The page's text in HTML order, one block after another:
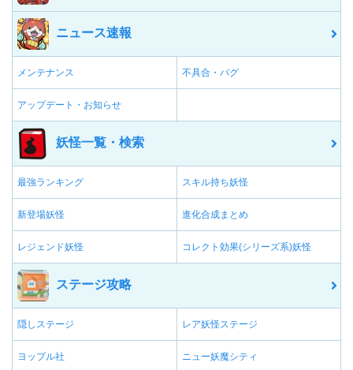
ニュース速報
メンテナンス 不具合・バグ
アップデート・お知らせ
妖怪一覧・検索
最強ランキング スキル持ち妖怪
新登場妖怪 進化合成まとめ
レジェンド妖怪 コレクト効果(シリーズ系)妖怪
ステージ攻略
隠しステージ レア妖怪ステージ
ヨップル社 ニュー妖魔シティ